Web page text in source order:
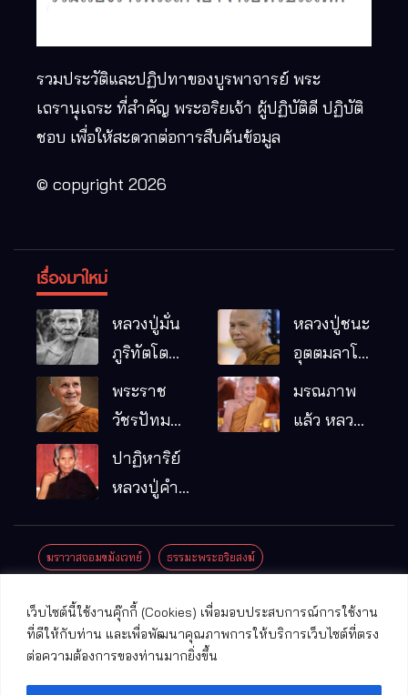
เว็บไซต์นี้ใช้งานคุ๊กกี้ (Cookies) เพื่อมอบประสบการณ์การใช้งาน
ที่ดีให้กับท่าน และเพื่อพัฒนาคุณภาพการให้บริการเว็บไซต์ที่ตรง
ต่อความต้องการของท่านมากยิ่งขึ้น
รวมประวัติและปฏิปทาของบูรพาจารย์ พระ
เถรานุเถระ ที่สำคัญ พระอริยเจ้า ผู้ปฏิบัติดี ปฏิบัติ
ชอบ เพื่อให้สะดวกต่อการสืบค้นข้อมูล
© copyright 2026
เรื่องมาใหม่
หลวงปู่มั่น
ภูริทัตโต
พระอริยเจ้า
ผู้เป็นบิดา
รมฐาน
หลวงปู่ชนะ
อุตตมลาโภ
หมากอื๋อ
พระราช
วัชรปัทม
คุณ (หลวง
ปู่บัวเกตุ
แล้ว วัดป่า
อ.แม่ริม
จ.เชียงใหม่
มรณภาพ
แล้ว หลวง
ปาฏิหาริย์
หลวงปู่คำ
มณี
ฆราวาสจอมขมังเวทย์ ธรรมะพระอริยสงฆ์
ปาฏิหาริย์พระเครื่อง
พระพุทธรูปศักดิ์สิทธิ์ วัดที่สําคัญ